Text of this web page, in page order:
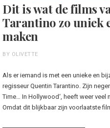
Dit is wat de films
Tarantino zo uniek
maken
BY OLIVETTE
Als er iemand is met een unieke en
regisseur Quentin Tarantino. Zijn
Time… In Hollywood‘, heeft weer veel
Omdat dit blijkbaar zijn voorlaatste